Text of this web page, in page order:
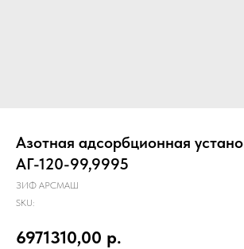
Азотная адсорбционная
АГ-120-99,9995
ЗИФ АРСМАШ
SKU:
6971310,00 р.